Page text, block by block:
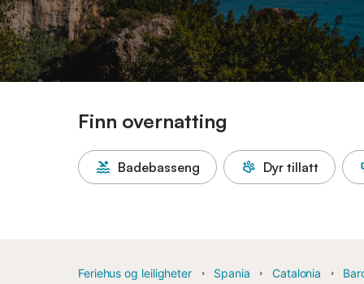
Finn overnatting
Badebasseng Dyr tillatt
Feriehus og leiligheter Spania Catalonia